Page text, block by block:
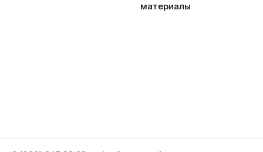
материалы